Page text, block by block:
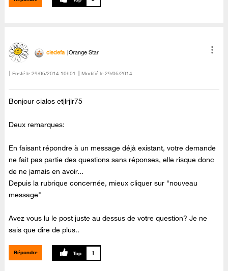
cledefa Orange Star
Posté le ‎29/06/2014 10h01 Modifié le 29/06/2014
Bonjour cialos etjlrjlr75
Deux remarques:
En faisant répondre à un message déjà existant, votre demande
ne fait pas partie des questions sans réponses, elle risque donc
de ne jamais en avoir...
Depuis la rubrique concernée, mieux cliquer sur "nouveau
message"
Avez vous lu le post juste au dessus de votre question? Je ne
sais que dire de plus..
Répondre 1